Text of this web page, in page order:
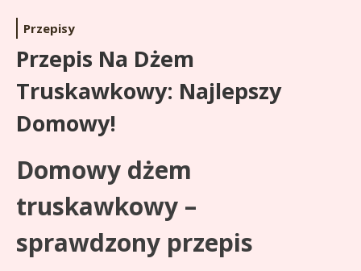
Przepisy
Przepis Na Dżem
Truskawkowy: Najlepszy
Domowy!
Domowy dżem
truskawkowy –
sprawdzony przepis